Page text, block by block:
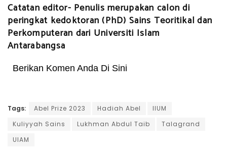
Catatan editor- Penulis merupakan calon di
peringkat kedoktoran (PhD) Sains Teoritikal dan
Perkomputeran dari Universiti Islam
Antarabangsa
Berikan Komen Anda Di Sini
Tags: Abel Prize 2023 Hadiah Abel
IIUM
Kuliyyah Sains
Lukhman Abdul Taib
Talagrand
UIAM